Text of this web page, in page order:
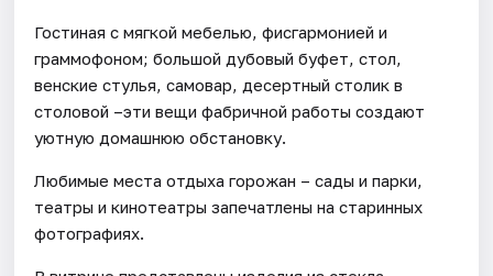
Гостиная с мягкой мебелью, фисгармонией и
граммофоном; большой дубовый буфет, стол,
венские стулья, самовар, десертный столик в
столовой –эти вещи фабричной работы создают
уютную домашнюю обстановку.
Любимые места отдыха горожан – сады и парки,
театры и кинотеатры запечатлены на старинных
фотографиях.